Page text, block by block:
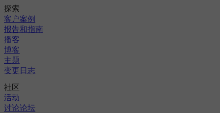
探索
客户案例
报告和指南
播客
博客
主题
变更日志
社区
活动
讨论论坛